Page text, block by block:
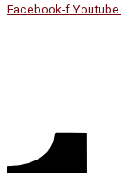
Facebook-fYoutube